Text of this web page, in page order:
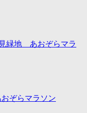
緑地 あおぞらマラ
ぞらマラソン